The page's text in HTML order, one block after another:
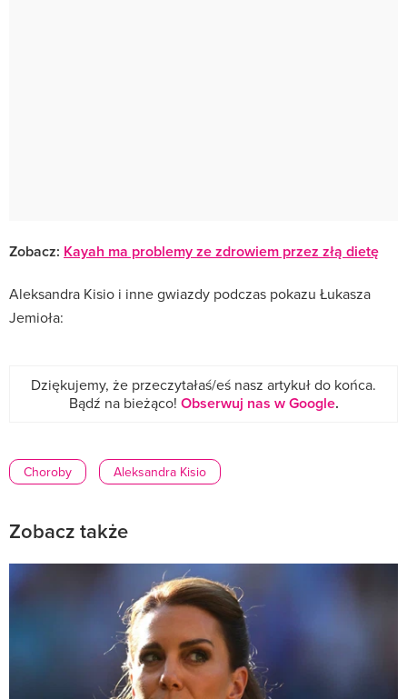
Zobacz: Kayah ma problemy ze zdrowiem przez złą dietę
Aleksandra Kisio i inne gwiazdy podczas pokazu Łukasza
Jemioła:
Dziękujemy, że przeczytałaś/eś nasz artykuł do końca.
Bądź na bieżąco! Obserwuj nas w Google.
Choroby Aleksandra Kisio
Zobacz także